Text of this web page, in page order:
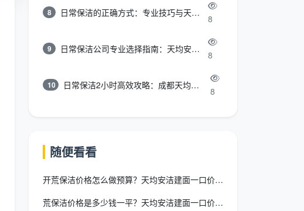
8 日常保洁的正确方式：专业技巧与天均安洁保洁服务全解析
8
9 日常保洁公司专业选择指南：天均安洁保洁服务全解析
8
10 日常保洁2小时高效攻略：成都天均安洁保洁专业时间管理方案
8
随便看看
开荒保洁价格怎么做预算？天均安洁建面一口价帮你3步算清
荒保洁价格是多少钱一平？天均安洁建面一口价12-15元/㎡全